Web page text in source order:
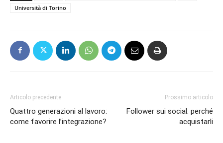
Università di Torino
Articolo precedente
Quattro generazioni al lavoro:
come favorire l’integrazione?
Prossimo articolo
Follower sui social: perché
acquistarli